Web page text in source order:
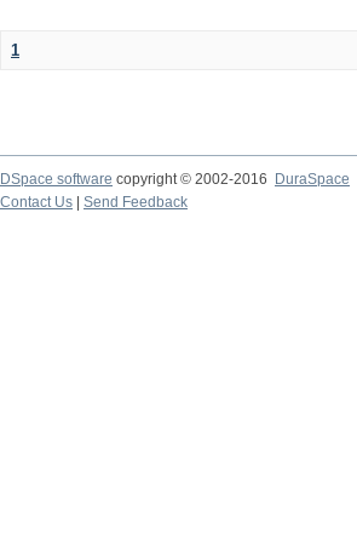
1
DSpace software copyright © 2002-2016
DuraSpace
Contact Us
Send Feedback